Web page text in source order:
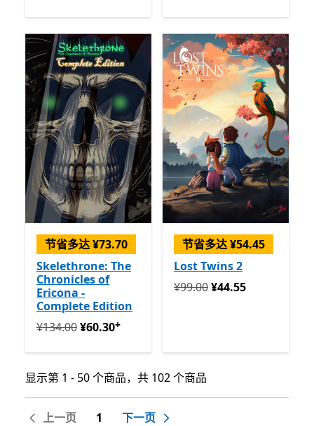
节省多达 ¥73.70
Skelethrone: The
Chronicles of
Ericona -
Complete Edition
回到初始状态 ¥134.00 开始 ¥60.30
¥134.00¥60.30+
节省多达 ¥54.45
Lost Twins 2
回到初始状态 ¥99.00 开始
¥99.00¥44.55
显示第 1 - 50 个商品，共 102 个商品
显示第 1 - 50 个商品，共 102 个商品
上一页 1 下一页